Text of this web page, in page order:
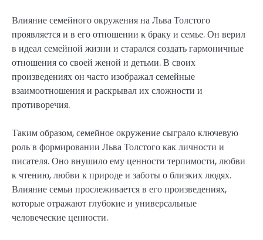
Влияние семейного окружения на Льва Толстого
проявляется и в его отношении к браку и семье. Он верил
в идеал семейной жизни и старался создать гармоничные
отношения со своей женой и детьми. В своих
произведениях он часто изображал семейные
взаимоотношения и раскрывал их сложности и
противоречия.
Таким образом, семейное окружение сыграло ключевую
роль в формировании Льва Толстого как личности и
писателя. Оно внушило ему ценности терпимости, любви
к чтению, любви к природе и заботы о близких людях.
Влияние семьи прослеживается в его произведениях,
которые отражают глубокие и универсальные
человеческие ценности.